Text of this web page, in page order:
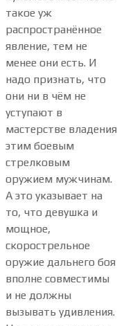
такое уж
распространённое
явление, тем не
менее они есть. И
надо признать, что
они ни в чём не
уступают в
мастерстве владения
этим боевым
стрелковым
оружием мужчинам.
А это указывает на
то, что девушка и
мощное,
скорострельное
оружие дальнего боя
вполне совместимы
и не должны
вызывать удивления.